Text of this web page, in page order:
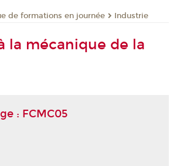
de formations en journée Industrie
la mécanique de la
: FCMC05